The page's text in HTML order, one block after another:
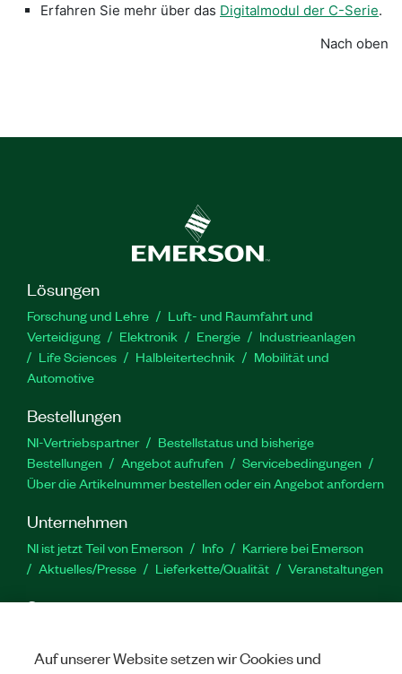
Erfahren Sie mehr über das Digitalmodul der C-Serie.
Nach oben
Lösungen
Forschung und Lehre
Luft- und Raumfahrt und
Verteidigung
Elektronik Energie
Industrieanlagen
Life Sciences
Halbleitertechnik
Mobilität und
Automotive
Bestellungen
NI-Vertriebspartner
Bestellstatus und bisherige
Bestellungen
Angebot aufrufen
Servicebedingungen
Über die Artikelnummer bestellen oder ein Angebot anfordern
Unternehmen
NI ist jetzt Teil von Emerson Info
Karriere bei Emerson
Aktuelles/Presse
Lieferkette/Qualität Veranstaltungen
Support
Produktaktivierung
Serviceanfrage stellen
Feedback
Auf unserer Website setzen wir Cookies und